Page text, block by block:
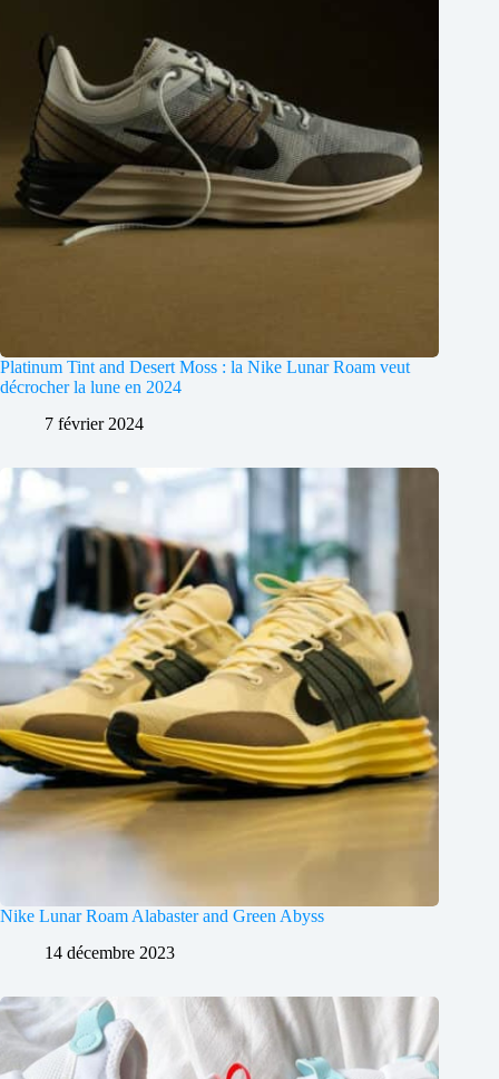
Platinum Tint and Desert Moss : la Nike Lunar Roam veut
décrocher la lune en 2024
7 février 2024
Nike Lunar Roam Alabaster and Green Abyss
14 décembre 2023